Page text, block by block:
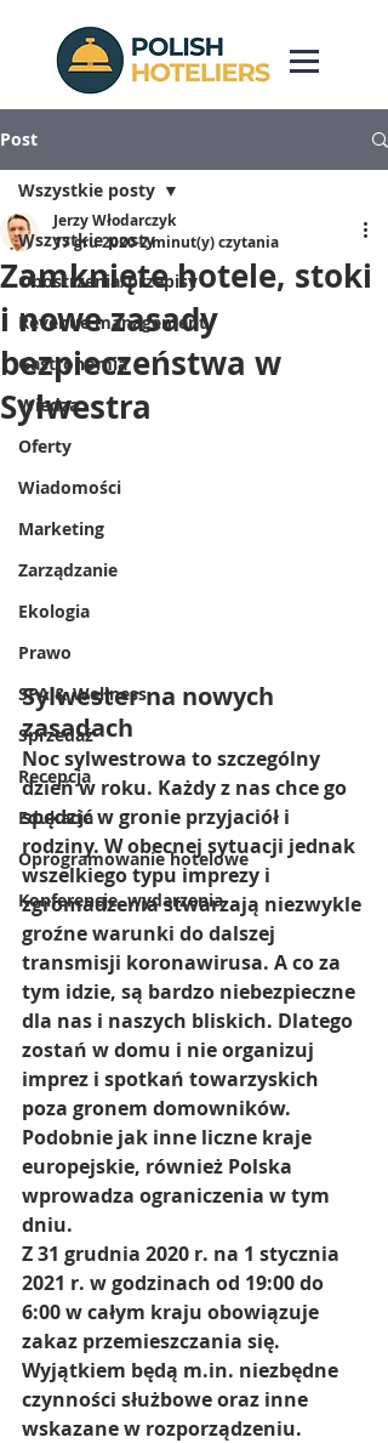
Post
Wszystkie posty
Obostrzenia/przepisy
Revenue management
Gastronomia
Wiedza
Oferty
Wiadomości
Marketing
Zarządzanie
Ekologia
Prawo
SPA & Wellness
Sprzedaż
Recepcja
Edukacja
Oprogramowanie hotelowe
Konferencje, wydarzenia
Wszystkie posty
Zamknięte hotele, stoki
i nowe zasady
bezpieczeństwa w
Sylwestra
Jerzy Włodarczyk
17 gru 20202 minut(y) czytania
Sylwester na nowych
zasadach
Noc sylwestrowa to szczególny
dzień w roku. Każdy z nas chce go
spędzić w gronie przyjaciół i
rodziny. W obecnej sytuacji jednak
wszelkiego typu imprezy i
zgromadzenia stwarzają niezwykle
groźne warunki do dalszej
transmisji koronawirusa. A co za
tym idzie, są bardzo niebezpieczne
dla nas i naszych bliskich. Dlatego
zostań w domu i nie organizuj
imprez i spotkań towarzyskich
poza gronem domowników.
Podobnie jak inne liczne kraje
europejskie, również Polska
wprowadza ograniczenia w tym
dniu.
Z 31 grudnia 2020 r. na 1 stycznia
2021 r. w godzinach od 19:00 do
6:00 w całym kraju obowiązuje
zakaz przemieszczania się.
Wyjątkiem będą m.in. niezbędne
czynności służbowe oraz inne
wskazane w rozporządzeniu.